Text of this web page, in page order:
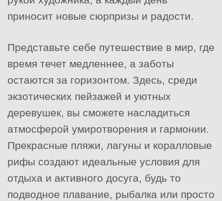
приносит новые сюрпризы и радости.
Представьте себе путешествие в мир, где
время течет медленнее, а заботы
остаются за горизонтом. Здесь, среди
экзотических пейзажей и уютных
деревушек, вы сможете насладиться
атмосферой умиротворения и гармонии.
Прекрасные пляжи, лагуны и коралловые
рифы создают идеальные условия для
отдыха и активного досуга, будь то
подводное плавание, рыбалка или просто